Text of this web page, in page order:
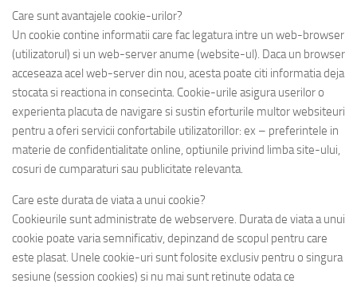
Care sunt avantajele cookie-urilor?
Un cookie contine informatii care fac legatura intre un web-browser
(utilizatorul) si un web-server anume (website-ul). Daca un browser
acceseaza acel web-server din nou, acesta poate citi informatia deja
stocata si reactiona in consecinta. Cookie-urile asigura userilor o
experienta placuta de navigare si sustin eforturile multor websiteuri
pentru a oferi servicii confortabile utilizatorillor: ex – preferintele in
materie de confidentialitate online, optiunile privind limba site-ului,
cosuri de cumparaturi sau publicitate relevanta.
Care este durata de viata a unui cookie?
Cookieurile sunt administrate de webservere. Durata de viata a unui
cookie poate varia semnificativ, depinzand de scopul pentru care
este plasat. Unele cookie-uri sunt folosite exclusiv pentru o singura
sesiune (session cookies) si nu mai sunt retinute odata ce